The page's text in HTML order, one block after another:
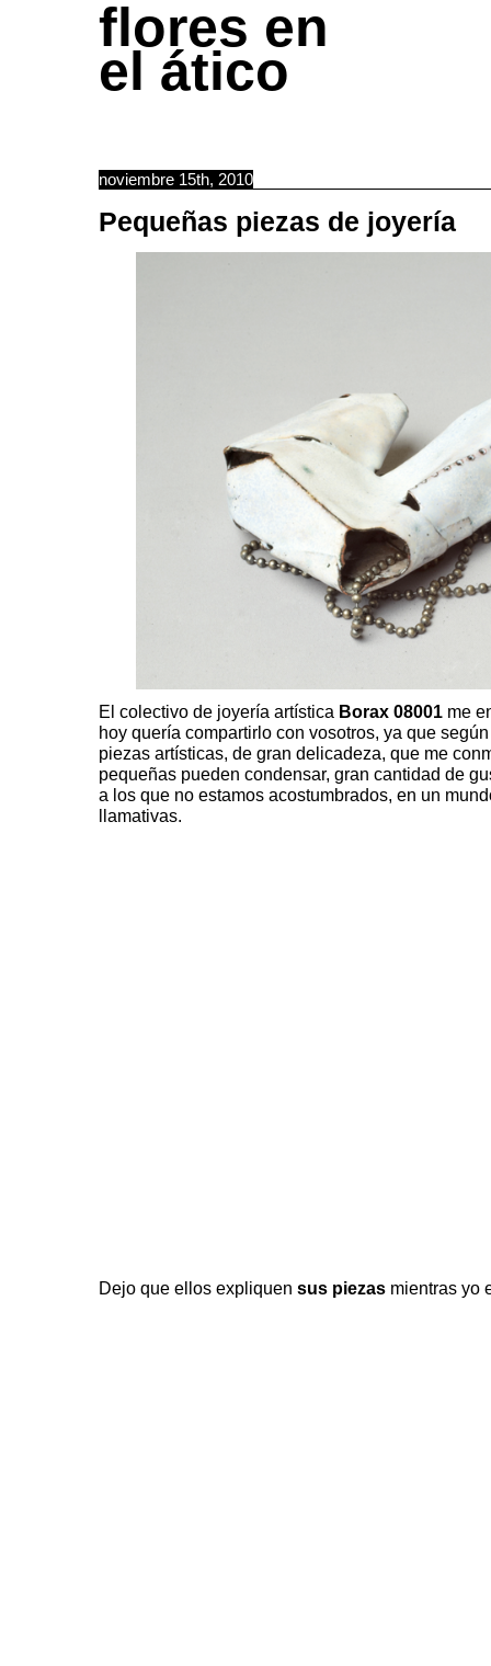
flores en
el ático
noviembre 15th, 2010
Pequeñas piezas de joyería
El colectivo de joyería artística Borax 08001 me
hoy quería compartirlo con vosotros, ya que
piezas artísticas, de gran delicadeza, que me
pequeñas pueden condensar, gran cantidad de
a los que no estamos acostumbrados, en un
llamativas.
Dejo que ellos expliquen sus piezas mientras yo